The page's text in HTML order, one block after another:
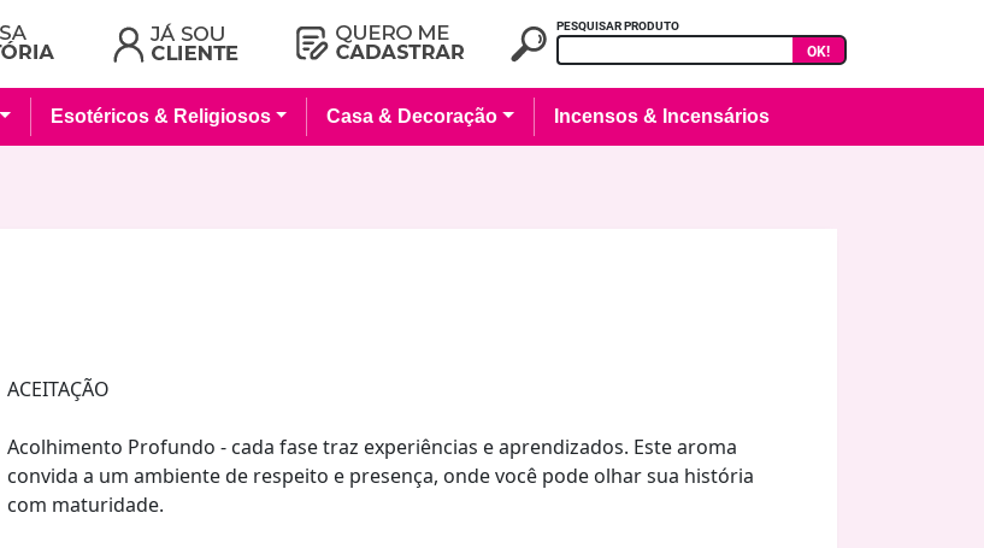
PESQUISAR PRODUTO
OK!
Esotéricos & Religiosos Casa & Decoração Incensos & Incensários
ACEITAÇÃO
Acolhimento Profundo - cada fase traz experiências e aprendizados. Este aroma
convida a um ambiente de respeito e presença, onde você pode olhar sua história
com maturidade.